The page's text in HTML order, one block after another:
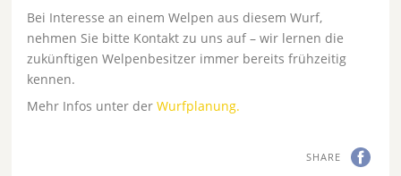
Bei Interesse an einem Welpen aus diesem Wurf,
nehmen Sie bitte Kontakt zu uns auf – wir lernen die
zukünftigen Welpenbesitzer immer bereits frühzeitig
kennen.
Mehr Infos unter derWurfplanung.
SHARE